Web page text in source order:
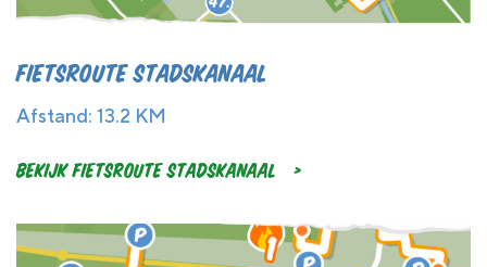
Fietsroute Stadskanaal
Afstand: 13.2 KM
Bekijk Fietsroute Stadskanaal